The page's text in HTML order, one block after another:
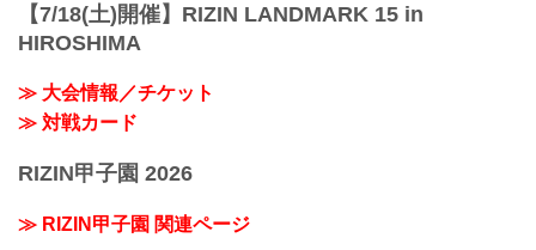
【7/18(土)開催】RIZIN LANDMARK 15 in
HIROSHIMA
≫ 大会情報／チケット
≫ 対戦カード
RIZIN甲子園 2026
≫ RIZIN甲子園 関連ページ